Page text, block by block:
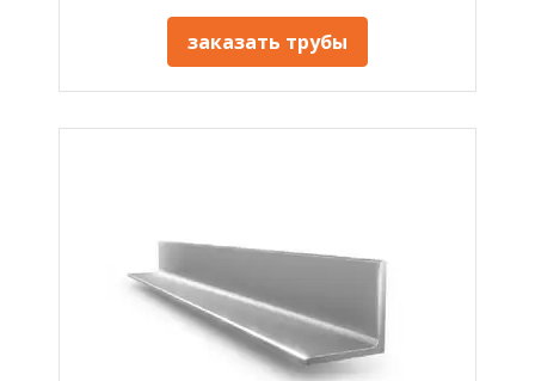
заказать трубы